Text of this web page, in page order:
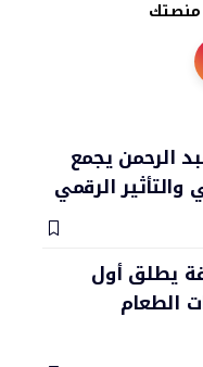
منصتك
الرحمن يجمع
الرقمي
يطلق أول
الطعام